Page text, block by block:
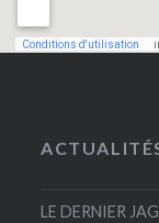
LE DERNIER